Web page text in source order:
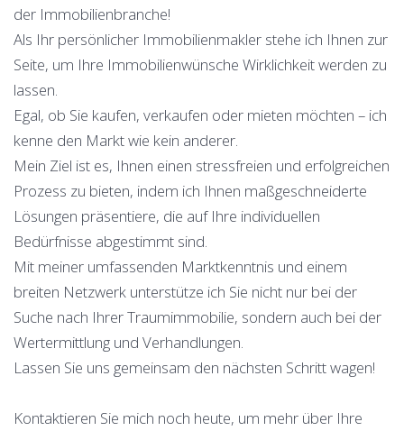
der Immobilienbranche!
Als Ihr persönlicher Immobilienmakler stehe ich Ihnen zur
Seite, um Ihre Immobilienwünsche Wirklichkeit werden zu
lassen.
Egal, ob Sie kaufen, verkaufen oder mieten möchten – ich
kenne den Markt wie kein anderer.
Mein Ziel ist es, Ihnen einen stressfreien und erfolgreichen
Prozess zu bieten, indem ich Ihnen maßgeschneiderte
Lösungen präsentiere, die auf Ihre individuellen
Bedürfnisse abgestimmt sind.
Mit meiner umfassenden Marktkenntnis und einem
breiten Netzwerk unterstütze ich Sie nicht nur bei der
Suche nach Ihrer Traumimmobilie, sondern auch bei der
Wertermittlung und Verhandlungen.
Lassen Sie uns gemeinsam den nächsten Schritt wagen!
Kontaktieren Sie mich noch heute, um mehr über Ihre